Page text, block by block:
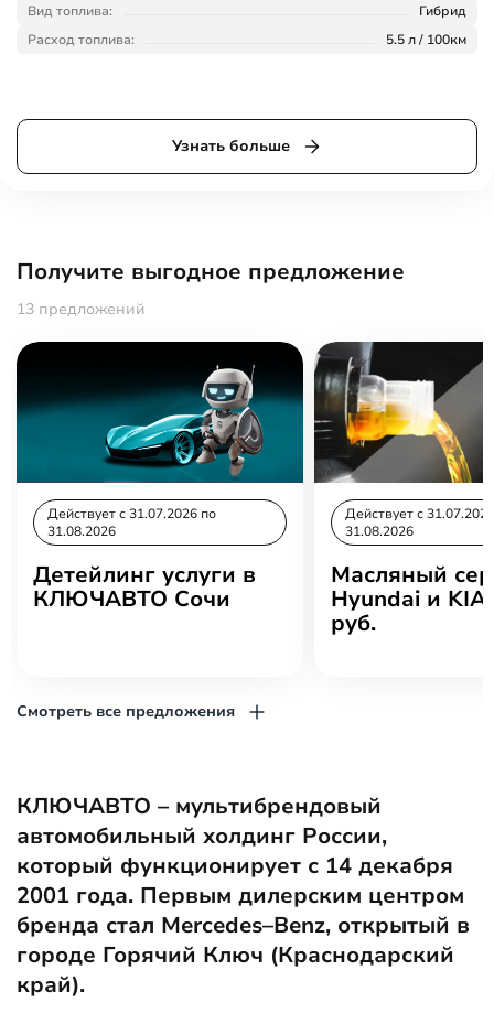
Вид топлива:
Гибрид
Расход топлива:
5.5 л / 100км
Узнать больше
Получите выгодное предложение
13 предложений
Действует c 31.07.2026 по
31.08.2026
Детейлинг услуги в
КЛЮЧАВТО Сочи
Действует c
31.08.2026
Масляный
Hyundai и KIA
руб.
Смотреть все предложения
КЛЮЧАВТО – мультибрендовый
автомобильный холдинг России,
который функционирует с 14 декабря
2001 года. Первым дилерским центром
бренда стал Mercedes–Benz, открытый в
городе Горячий Ключ (Краснодарский
край).